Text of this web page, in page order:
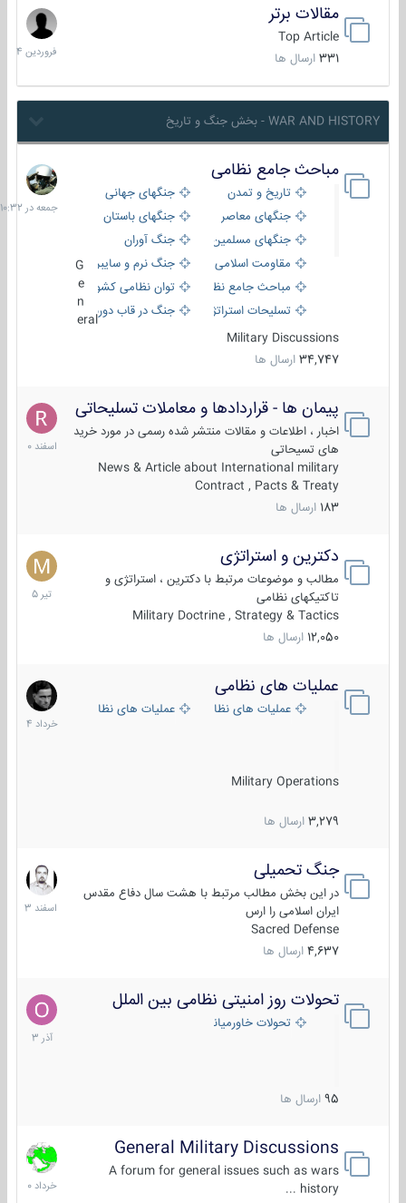
مقالات برتر
Top Article
331 ارسال ها
1404
WAR AND HISTORY - بخش جنگ و تاریخ
مباحث جامع نظامی
تاریخ و تمدن
جنگهای جهانی
جنگهای معاصر
جنگهای باستان
جنگهای مسلمین
جنگ آوران
مقاومت اسلامی
جنگ نرم و سایبری
مباحث جامع نظامی
توان نظامی کشورها
تسلیحات استراتژیک
جنگ در قاب دوربین
G
e
n
eral
Military Discussions
34,747 ارسال ها
10:32
پیمان ها - قراردادها و معاملات تسلیحاتی
اخبار ، اطلاعات و مقالات منتشر شده رسمی در مورد خرید
های تسیحاتی
News & Article about International military
Contract , Pacts & Treaty
183 ارسال ها
دکترین و استراتژی
مطالب و موضوعات مرتبط با دکترین ، استراتژی و
تاکتیکهای نظامی
Military Doctrine , Strategy & Tactics
12,050 ارسال ها
عملیات های نظامی
عملیات های نظامی ایرانعملیات های نظامی خارجی
Military Operations
3,279 ارسال ها
جنگ تحمیلی
در این بخش مطالب مرتبط با هشت سال دفاع مقدس
ایران اسلامی را ارس
Sacred Defense
4,637 ارسال ها
1403
تحولات روز امنیتی نظامی بین الملل
تحولات خاورمیانه
95 ارسال ها
General Military Discussions
A forum for general issues such as wars
history ...